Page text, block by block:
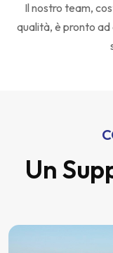
Il nostro team,
qualità, è pronto
Un